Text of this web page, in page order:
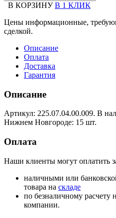
В КОРЗИНУ В 1 КЛИК
Цены информационные,
сделкой.
Описание
Оплата
Доставка
Гарантия
Описание
Артикул: 225.07.04.00.009. В
Нижнем Новгороде: 15 шт.
Оплата
Наши клиенты могут оплатить
наличными или
товара на складе
по безналичному расчету
компании.